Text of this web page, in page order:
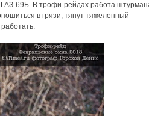
69Б. В трофи-рейдах работа
в грязи, тянут тяжеленный